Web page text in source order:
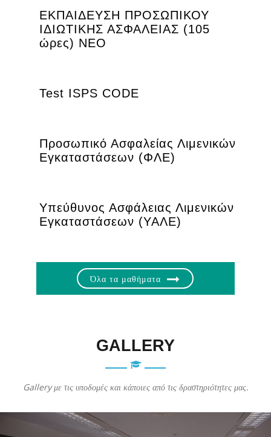
ΕΚΠΑΙΔΕΥΣΗ ΠΡΟΣΩΠΙΚΟΥ
ΙΔΙΩΤΙΚΗΣ ΑΣΦΑΛΕΙΑΣ (105
ώρες) ΝΕΟ
Test ISPS CODE
Προσωπικό Ασφαλείας Λιμενικών
Εγκαταστάσεων (ΦΛΕ)
Υπεύθυνος Ασφάλειας Λιμενικών
Εγκαταστάσεων (ΥΑΛΕ)
Όλα τα μαθήματα
GALLERY
Gallery με τις υποδομές και κάποιες από τις δραστηριότητες μας.